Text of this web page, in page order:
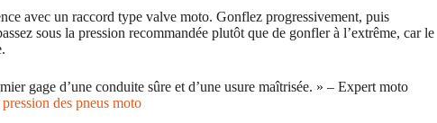
avec un raccord type valve moto. Gonflez progressivement, puis
sous la pression recommandée plutôt que de gonfler à l’extrême, car le
gage d’une conduite sûre et d’une usure maîtrisée. » – Expert moto
des pneus moto